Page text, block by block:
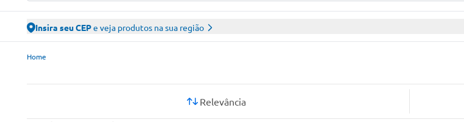
Insira seu CEPe veja produtos na sua região
Sam’s Club – Faça suas compras online
Home
Relevância